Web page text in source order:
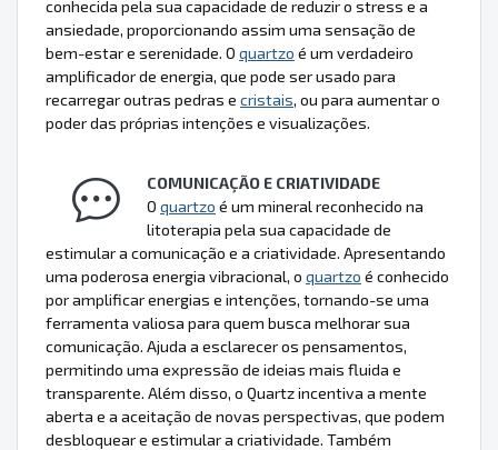
conhecida pela sua capacidade de reduzir o stress e a
ansiedade, proporcionando assim uma sensação de
bem-estar e serenidade. O quartzo é um verdadeiro
amplificador de energia, que pode ser usado para
recarregar outras pedras e cristais, ou para aumentar o
poder das próprias intenções e visualizações.
COMUNICAÇÃO E CRIATIVIDADE
O quartzo é um mineral reconhecido na
litoterapia pela sua capacidade de
estimular a comunicação e a criatividade. Apresentando
uma poderosa energia vibracional, o quartzo é conhecido
por amplificar energias e intenções, tornando-se uma
ferramenta valiosa para quem busca melhorar sua
comunicação. Ajuda a esclarecer os pensamentos,
permitindo uma expressão de ideias mais fluida e
transparente. Além disso, o Quartz incentiva a mente
aberta e a aceitação de novas perspectivas, que podem
desbloquear e estimular a criatividade. Também